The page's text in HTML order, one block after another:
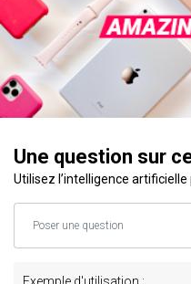
Une question sur
Utilisez l’intelligence
Exemple d'utilisation :